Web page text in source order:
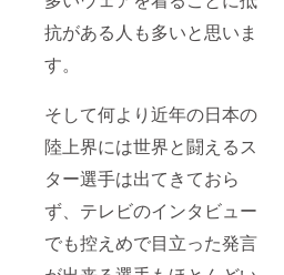
抗がある人も多いと思いま
す。
そして何より近年の日本の
陸上界には世界と闘えるス
ター選手は出てきておら
ず、テレビのインタビュー
でも控えめで目立った発言